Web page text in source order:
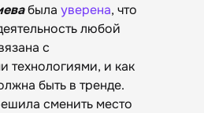
была уверена, что
любой
с
технологиями, и как
быть в тренде.
сменить место